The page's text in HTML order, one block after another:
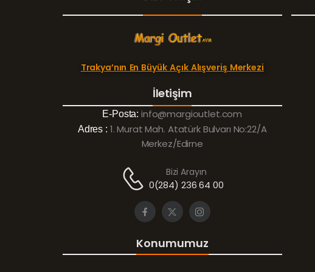
Trakya’nın En Büyük Açık Alışveriş Merkezi
İletişim
E-Posta: info@margioutlet.com
Adres : 1. Murat Mah. Atatürk Bulvarı No:22/A
Merkez/Edirne
Bizi Arayın
0(284) 236 64 00
Konumumuz